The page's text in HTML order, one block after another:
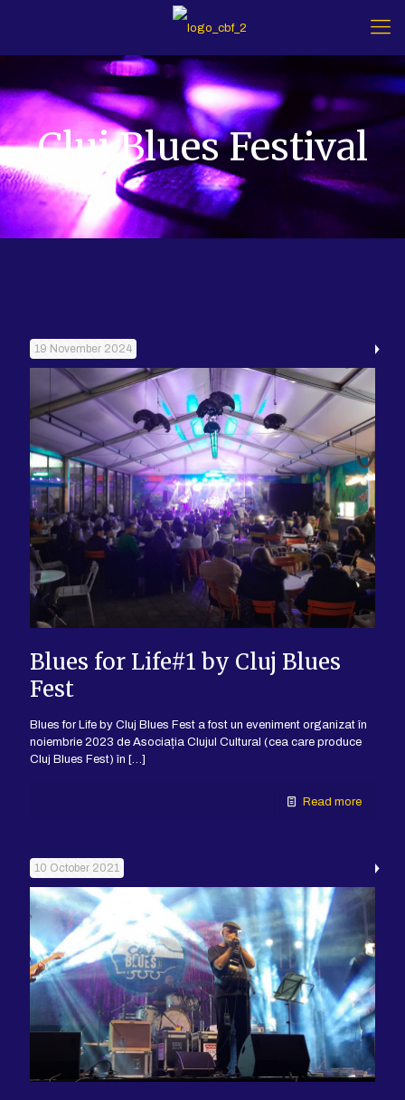
Cluj Blues Festival
19 November 2024
Blues for Life#1 by Cluj Blues
Fest
Blues for Life by Cluj Blues Fest a fost un eveniment organizat în
noiembrie 2023 de Asociația Clujul Cultural (cea care produce
Cluj Blues Fest) în […]
Read more
10 October 2021